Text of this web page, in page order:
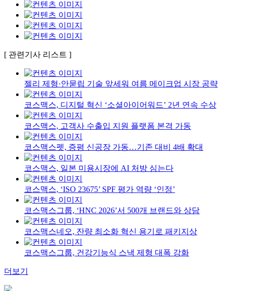
[ 관련기사 리스트 ]
젤리 제형·안묻립 기술 앞세워 여름 메이크업 시장 공략
코스맥스, 디지털 혁신 ‘소셜아이어워드’ 2년 연속 수상
코스맥스, 고객사 수출입 지원 플랫폼 본격 가동
코스맥스펫, 증평 신공장 가동…기존 대비 4배 확대
코스맥스, 일본 미용시장에 AI 처방 심는다
코스맥스, ‘ISO 23675’ SPF 평가 역량 ‘인정’
코스맥스그룹, ‘HNC 2026’서 500개 브랜드와 상담
코스맥스네오, 잔량 최소화 혁신 용기로 패키지상
코스맥스그룹, 건강기능식 스낵 제형 대폭 강화
더보기